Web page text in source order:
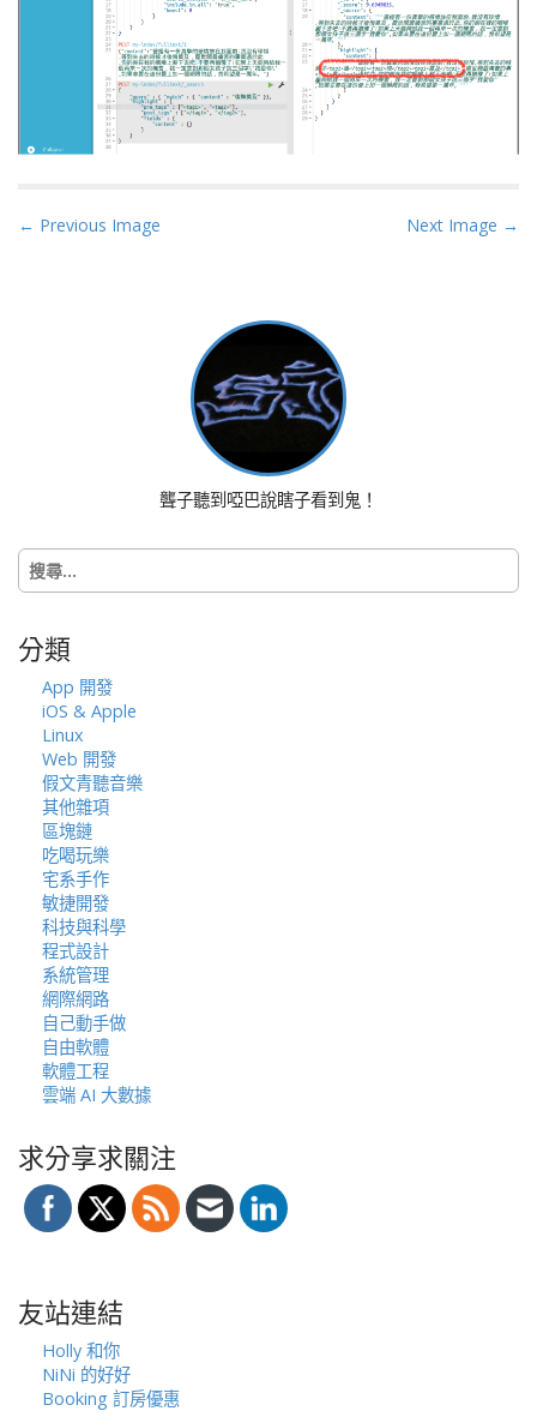
P
i
o
n
← Previous Image Next Image →
聾子聽到啞巴說瞎子看到鬼！
搜
尋
字:
分類
App 開發
iOS & Apple
Linux
Web 開發
假文青聽音樂
其他雜項
區塊鏈
吃喝玩樂
宅系手作
敏捷開發
科技與科學
程式設計
系統管理
網際網路
自己動手做
自由軟體
軟體工程
雲端 AI 大數據
求分享求關注
友站連結
Holly 和你
NiNi 的好好
Booking 訂房優惠